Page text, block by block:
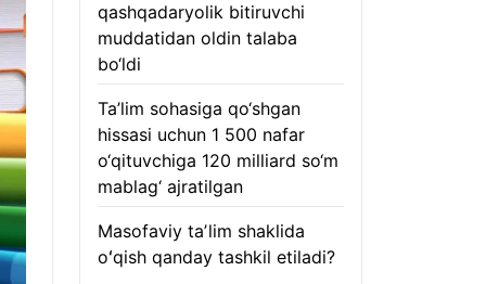
qashqadaryolik bitiruvchi
muddatidan oldin talaba
bo‘ldi
Ta’lim sohasiga qo‘shgan
hissasi uchun 1 500 nafar
o‘qituvchiga 120 milliard so‘m
mablag‘ ajratilgan
Masofaviy taʼlim shaklida
oʻqish qanday tashkil etiladi?